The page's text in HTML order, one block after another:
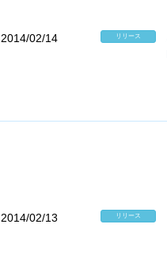
2014/02/14 リリース
2014/02/13 リリース